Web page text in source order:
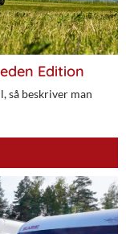
Edition
så beskriver man